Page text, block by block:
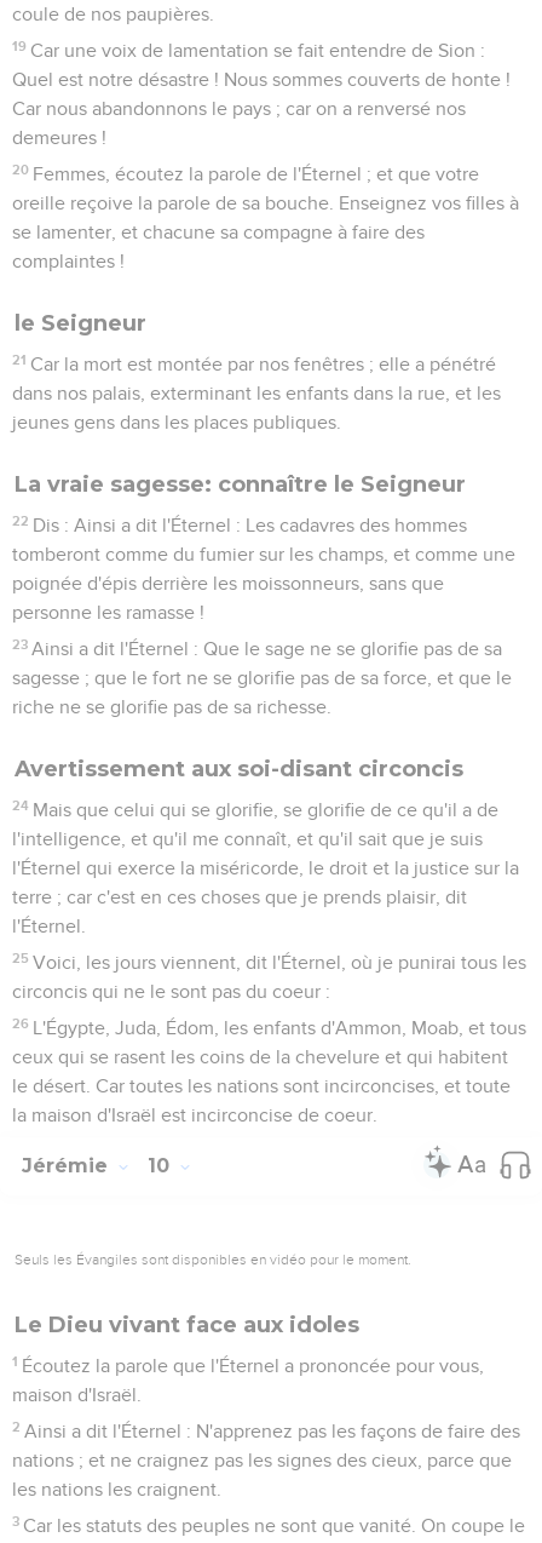
coule de nos paupières.
19 Car une voix de lamentation se fait entendre de Sion :
Quel est notre désastre ! Nous sommes couverts de honte !
Car nous abandonnons le pays ; car on a renversé nos
demeures !
20 Femmes, écoutez la parole de l'Éternel ; et que votre
oreille reçoive la parole de sa bouche. Enseignez vos filles à
se lamenter, et chacune sa compagne à faire des
complaintes !
le Seigneur
21 Car la mort est montée par nos fenêtres ; elle a pénétré
dans nos palais, exterminant les enfants dans la rue, et les
jeunes gens dans les places publiques.
La vraie sagesse: connaître le Seigneur
22 Dis : Ainsi a dit l'Éternel : Les cadavres des hommes
tomberont comme du fumier sur les champs, et comme une
poignée d'épis derrière les moissonneurs, sans que
personne les ramasse !
23 Ainsi a dit l'Éternel : Que le sage ne se glorifie pas de sa
sagesse ; que le fort ne se glorifie pas de sa force, et que le
riche ne se glorifie pas de sa richesse.
Avertissement aux soi-disant circoncis
24 Mais que celui qui se glorifie, se glorifie de ce qu'il a de
l'intelligence, et qu'il me connaît, et qu'il sait que je suis
l'Éternel qui exerce la miséricorde, le droit et la justice sur la
terre ; car c'est en ces choses que je prends plaisir, dit
l'Éternel.
25 Voici, les jours viennent, dit l'Éternel, où je punirai tous les
circoncis qui ne le sont pas du coeur :
26 L'Égypte, Juda, Édom, les enfants d'Ammon, Moab, et tous
ceux qui se rasent les coins de la chevelure et qui habitent
le désert. Car toutes les nations sont incirconcises, et toute
la maison d'Israël est incirconcise de coeur.
Jérémie 10
Seuls les Évangiles sont disponibles en vidéo pour le moment.
Le Dieu vivant face aux idoles
1 Écoutez la parole que l'Éternel a prononcée pour vous,
maison d'Israël.
2 Ainsi a dit l'Éternel : N'apprenez pas les façons de faire des
nations ; et ne craignez pas les signes des cieux, parce que
les nations les craignent.
3 Car les statuts des peuples ne sont que vanité. On coupe le